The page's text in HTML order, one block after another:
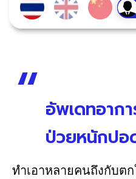
อัพเดทอาก
ป่วยหนักปอ
ทำเอาหลายคนถึงกับต